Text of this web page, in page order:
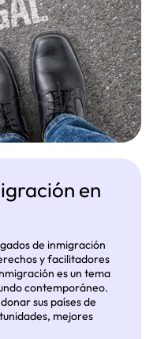
en
de inmigración
y facilitadores
es un tema
contemporáneo.
sus países de
mejores